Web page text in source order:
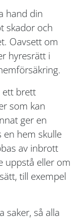
hand din
skador och
Oavsett om
hyresrätt i
ett brett
som kan
ger en
hem skulle
av inbrott
uppstå eller om
till exempel
saker, så alla